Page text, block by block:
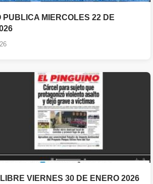
PUBLICA MIERCOLES 22 DE
VIERNES 30 DE ENERO 2026